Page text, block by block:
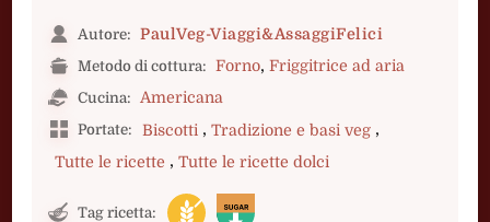
Autore: PaulVeg-Viaggi&AssaggiFelici
Metodo di cottura: Forno, Friggitrice ad aria
Cucina: Americana
Portate: Biscotti , Tradizione e basi veg ,
Tutte le ricette , Tutte le ricette dolci
Tag ricetta: